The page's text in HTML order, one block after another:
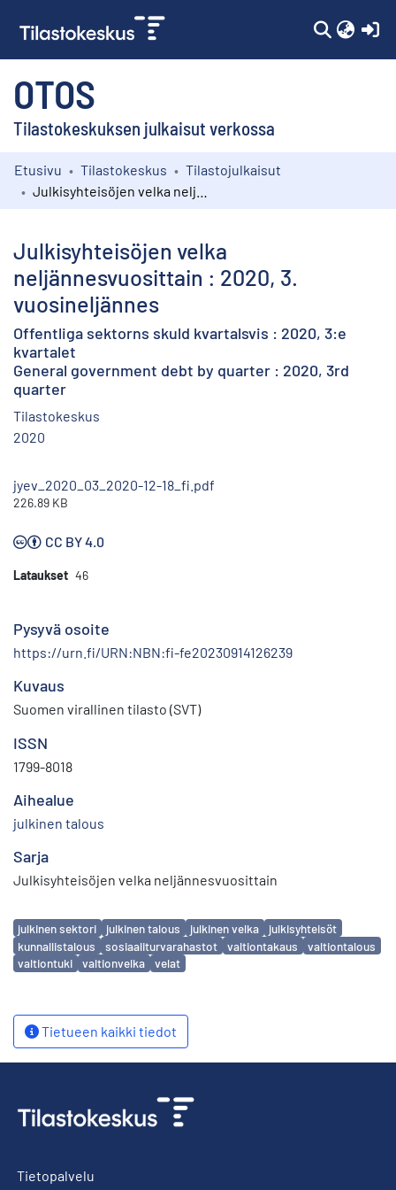
OTOS
Tilastokeskuksen julkaisut verkossa
Kokoelmat
Etusivu Tilastokeskus
Tilastojulkaisut
Julkisyhteisöjen velka
neljännesvuosittain : 2020, 3.
vuosineljännes
Offentliga sektorns skuld kvartalsvis : 2020, 3:e
kvartalet
General government debt by quarter : 2020, 3rd
quarter
Tilastokeskus
2020
jyev_2020_03_2020-12-18_fi.pdf
226.89 KB
CC BY 4.0
Lataukset 46
Pysyvä osoite
https://urn.fi/URN:NBN:fi-fe20230914126239
Kuvaus
Suomen virallinen tilasto (SVT)
ISSN
1799-8018
Aihealue
julkinen talous
Sarja
Julkisyhteisöjen velka neljännesvuosittain
Avainsanat
julkinen sektori julkinen talous julkinen velka
julkisyhteisöt
kunnallistalous
sosiaaliturvarahastot valtiontakaus
valtiontalous
valtiontuki
valtionvelka velat
Tietueen kaikki tiedot
Tietopalvelu